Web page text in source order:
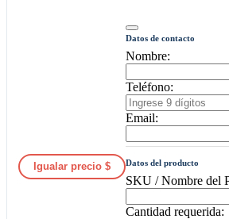
Igualar precio $
Datos de contacto
Nombre:
Teléfono:
Email:
Datos del producto
SKU / Nombre del
Cantidad requerida: